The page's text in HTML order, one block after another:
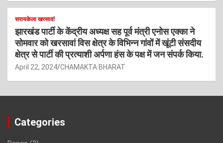
सरायकेला खरसावां
झारखंड पार्टी के केंद्रीय अध्यक्ष सह पूर्व मंत्री एनोस एक्का ने
सोमवार को खरसावां विस क्षेत्र के विभिन्न गांवों में खूंटी संसदीय
क्षेत्र से पार्टी की प्रत्याशी अर्पणा हंस के पक्ष में जन संपर्क किया.
April 22, 2024 CHAMAKTA BHARAT
Categories